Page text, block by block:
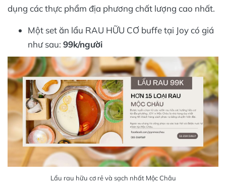
dụng các thực phẩm địa phương chất lượng cao nhất.
Một set ăn lẩu RAU HỮU CƠ buffe tại Joy có giá
như sau: 99k/người
Lẩu rau hữu cơ rẻ và sạch nhất Mộc Châu